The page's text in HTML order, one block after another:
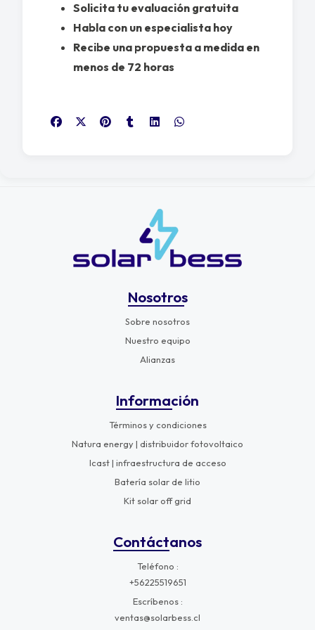
Solicita tu evaluación gratuita
Habla con un especialista hoy
Recibe una propuesta a medida en
menos de 72 horas
Nosotros
Sobre nosotros
Nuestro equipo
Alianzas
Información
Términos y condiciones
Natura energy | distribuidor fotovoltaico
Icast | infraestructura de acceso
Batería solar de litio
Kit solar off grid
Contáctanos
Teléfono
+56225519651
Escríbenos
ventas@solarbess.cl